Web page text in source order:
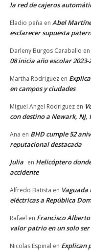
la red de cajeros
Eladio peña en Abel
esclarecer supuesta
Darleny Burgos Caraballo en
08 inicia año escolar 2023-
Martha Rodriguez en
en campos y ciudades
Miguel Angel Rodriguez en
con destino a Newark,
Ana en BHD cumple 52
reputacional destacada
Julia en Helicóptero
accidente
Alfredo Batista en
eléctricas a República
Rafael en Francisco
valor patrio en un solo ser
Nicolas Espinal en Explican